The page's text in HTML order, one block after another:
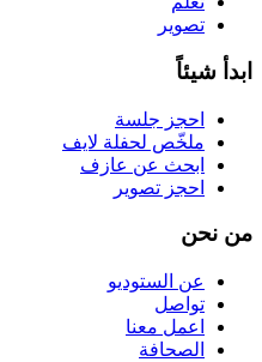
تصوير
ابدأ شيئاً
احجز جلسة
ملخّص لحفلة لايف
ابحث عن عازف
احجز تصوير
من نحن
عن الستوديو
تواصل
اعمل معنا
الصحافة